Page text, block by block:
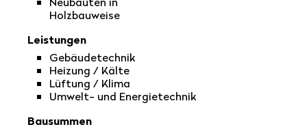
Holzbauweise
Leistungen
Gebäudetechnik
Heizung / Kälte
Lüftung / Klima
Umwelt- und Energietechnik
Bausummen